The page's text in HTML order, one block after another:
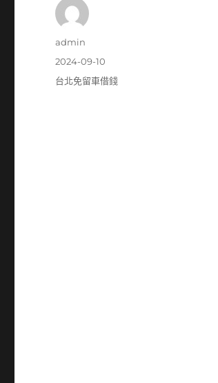
作
admin
發
佈
2024-09-10
分
台北免留車借錢